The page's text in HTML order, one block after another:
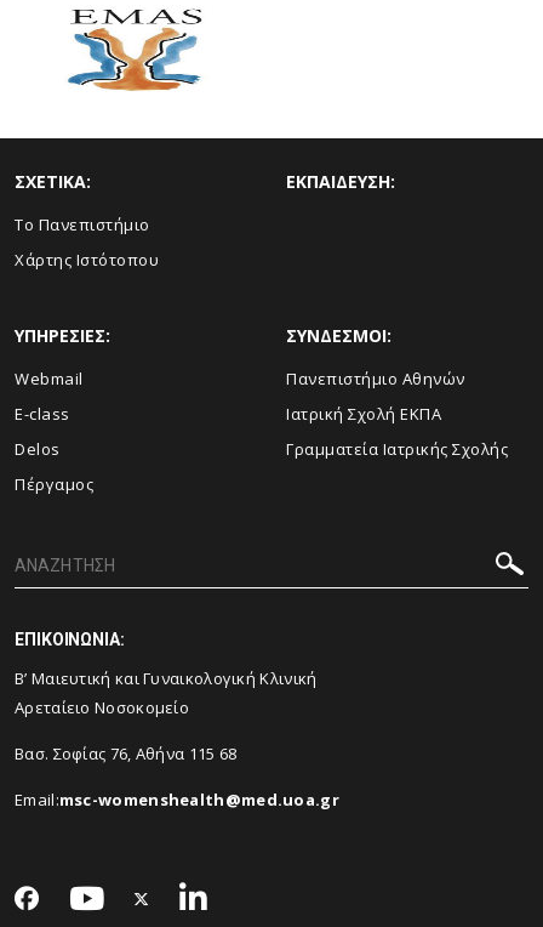
ΣΧΕΤΙΚΑ:
Το Πανεπιστήμιο
Χάρτης Ιστότοπου
ΕΚΠΑΙΔΕΥΣΗ:
ΥΠΗΡΕΣΙΕΣ:
Webmail
E-class
Delos
Πέργαμος
ΣΥΝΔΕΣΜΟΙ:
Πανεπιστήμιο Αθηνών
Ιατρική Σχολή ΕΚΠΑ
Γραμματεία Ιατρικής Σχολής
ΕΠΙΚΟΙΝΩΝΙΑ:
Β’ Μαιευτική και Γυναικολογική Κλινική
Αρεταίειο Νοσοκομείο
Βασ. Σοφίας 76, Αθήνα 115 68
Email:msc-womenshealth@med.uoa.gr